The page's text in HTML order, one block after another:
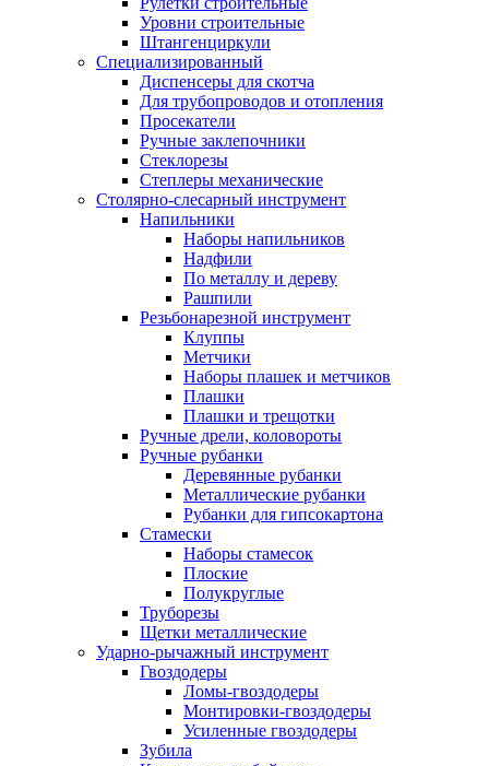
Уровни строительные
Штангенциркули
Специализированный
Диспенсеры для скотча
Для трубопроводов и отопления
Просекатели
Ручные заклепочники
Стеклорезы
Степлеры механические
Столярно-слесарный инструмент
Напильники
Наборы напильников
Надфили
По металлу и дереву
Рашпили
Резьбонарезной инструмент
Клуппы
Метчики
Наборы плашек и метчиков
Плашки
Плашки и трещотки
Ручные дрели, коловороты
Ручные рубанки
Деревянные рубанки
Металлические рубанки
Рубанки для гипсокартона
Стамески
Наборы стамесок
Плоские
Полукруглые
Труборезы
Щетки металлические
Ударно-рычажный инструмент
Гвоздодеры
Ломы-гвоздодеры
Монтировки-гвоздодеры
Усиленные гвоздодеры
Зубила